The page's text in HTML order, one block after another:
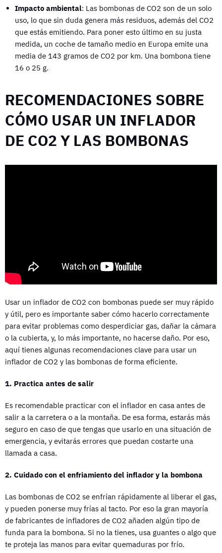
Impacto ambiental: Las bombonas de CO2 son de un solo
uso, lo que sin duda genera más residuos, además del CO2
que estás emitiendo. Para poner esto último en su justa
medida, un coche de tamaño medio en Europa emite una
media de 143 gramos de CO2 por km. Una bombona tiene
16 o 25 g.
RECOMENDACIONES SOBRE
CÓMO USAR UN INFLADOR
DE CO2 Y LAS BOMBONAS
Usar un inflador de CO2 con bombonas puede ser muy rápido
y útil, pero es importante saber cómo hacerlo correctamente
para evitar problemas como desperdiciar gas, dañar la cámara
o la cubierta, y, lo más importante, no hacerse daño. Por eso,
aquí tienes algunas recomendaciones clave para usar un
inflador de CO2 y las bombonas de forma eficiente.
1. Practica antes de salir
Es recomendable practicar con el inflador en casa antes de
salir a la carretera o a la montaña. De esa forma, estarás más
seguro en caso de que tengas que usarlo en una situación de
emergencia, y evitarás errores que puedan costarte una
llamada a casa.
2. Cuidado con el enfriamiento del inflador y la bombona
Las bombonas de CO2 se enfrían rápidamente al liberar el gas,
y pueden ponerse muy frías al tacto. Por eso la gran mayoría
de fabricantes de infladores de CO2 añaden algún tipo de
funda para la bombona. Si no la tienes, usa guantes o algo que
te proteja las manos para evitar quemaduras por frío.